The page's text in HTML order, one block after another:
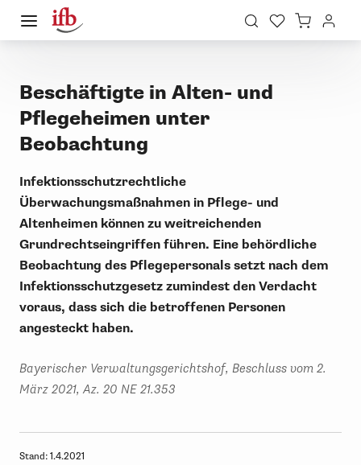
Beschäftigte in Alten- und
Pflegeheimen unter
Beobachtung
Infektionsschutzrechtliche
Überwachungsmaßnahmen in Pflege- und
Altenheimen können zu weitreichenden
Grundrechtseingriffen führen. Eine behördliche
Beobachtung des Pflegepersonals setzt nach dem
Infektionsschutzgesetz zumindest den Verdacht
voraus, dass sich die betroffenen Personen
angesteckt haben.
Bayerischer Verwaltungsgerichtshof, Beschluss vom 2.
März 2021, Az. 20 NE 21.353
Stand: 1.4.2021